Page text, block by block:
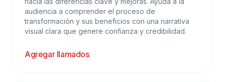
audiencia a comprender el proceso de
transformación y sus beneficios con una narrativa
visual clara que genere confianza y credibilidad.
Agregar llamados